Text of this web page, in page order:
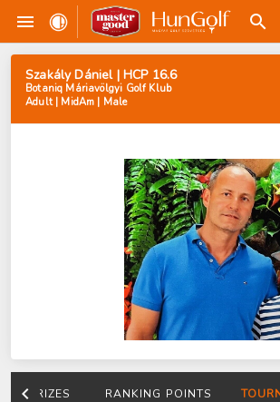
Szakály Dániel | HCP 16.6
Botaniq Máriavölgyi Golf Klub
Adult | MidAm | Male
PRIZES RANKING POINTS